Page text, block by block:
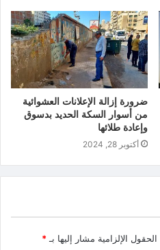
ضرورة إزالة الإعلانات العشوائية
من أسوار السكة الحديد بدسوق
وإعادة طلائها
أكتوبر 28, 2024
الحقول الإلزامية مشار إليها بـ *